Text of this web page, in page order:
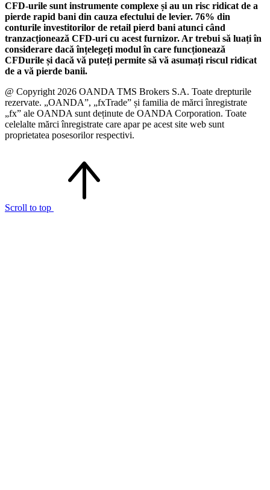
CFD-urile sunt instrumente complexe și au un risc ridicat de a
pierde rapid bani din cauza efectului de levier. 76% din
conturile investitorilor de retail pierd bani atunci când
tranzacționează CFD-uri cu acest furnizor. Ar trebui să luați în
considerare dacă înțelegeți modul în care funcționează
CFDurile și dacă vă puteți permite să vă asumați riscul ridicat
de a vă pierde banii.
@ Copyright 2026 OANDA TMS Brokers S.A. Toate drepturile
rezervate. „OANDA”, „fxTrade” și familia de mărci înregistrate
„fx” ale OANDA sunt deținute de OANDA Corporation. Toate
celelalte mărci înregistrate care apar pe acest site web sunt
proprietatea posesorilor respectivi.
Scroll to top